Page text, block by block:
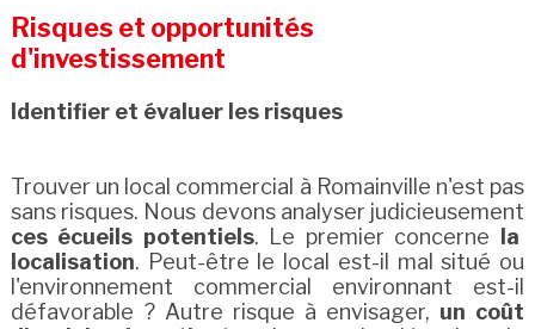
Risques et opportunités
d'investissement
Identifier et évaluer les risques
Trouver un local commercial à Romainville n'est pas
sans risques. Nous devons analyser judicieusement
ces écueils potentiels. Le premier concerne
la
localisation. Peut-être le local est-il mal situé ou
l'environnement commercial environnant est-il
défavorable ? Autre risque à envisager, un coût